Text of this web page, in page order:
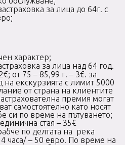
за лица до 64г. с
характер;
за лица над 64 год.
от 75 – 85,99 г. – 3€. за
на екскурзията с лимит 5000
от страна на клиентите
премия могат
самостоятелно като носят
си по време на пътуването;
стая – 35€
по делтата на река
часа/ – 50 евро. По време на